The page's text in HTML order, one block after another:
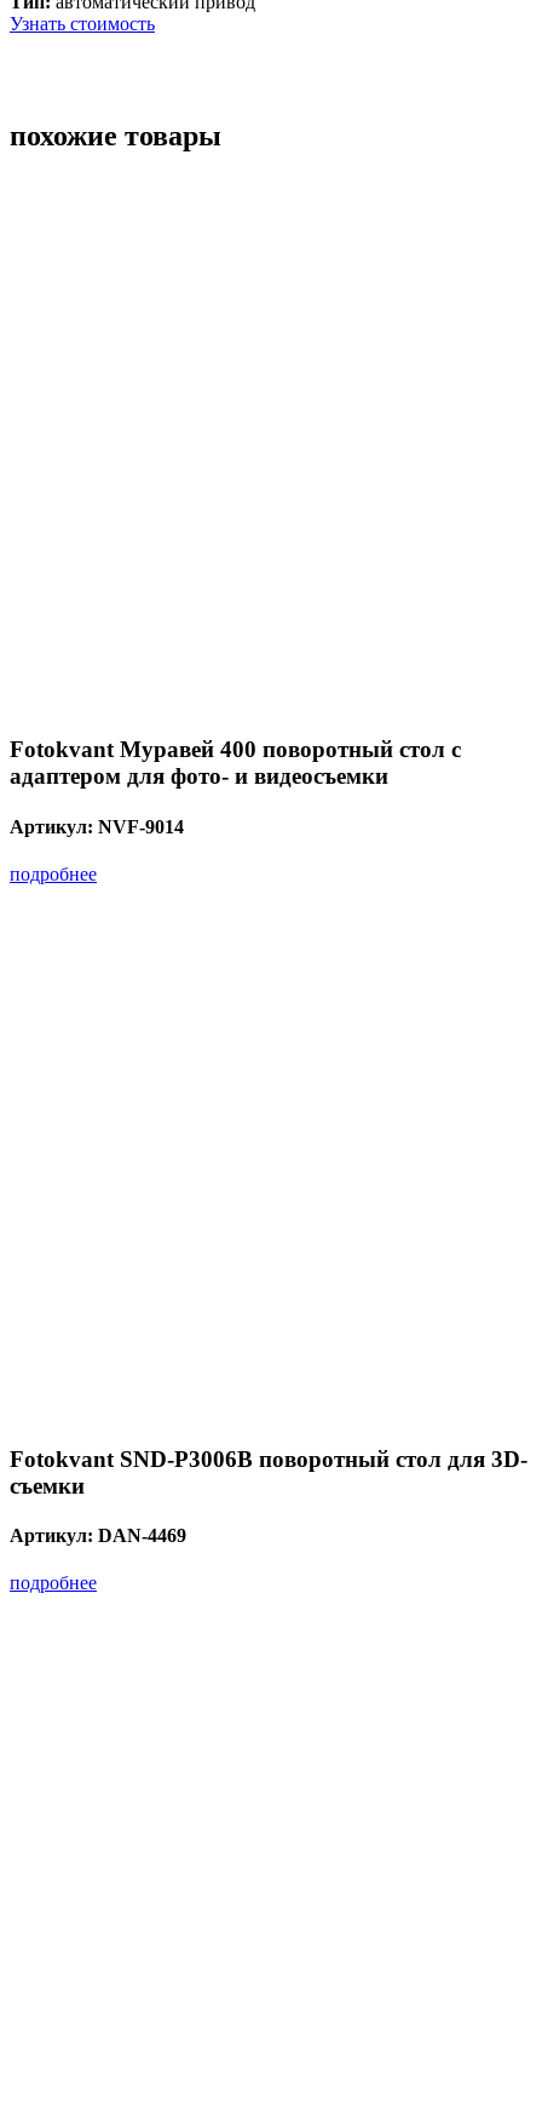
Узнать стоимость
похожие товары
Fotokvant Муравей 400 поворотный стол с
адаптером для фото- и видеосъемки
Артикул: NVF-9014
подробнее
Fotokvant SND-P3006B поворотный стол для 3D-
съемки
Артикул: DAN-4469
подробнее